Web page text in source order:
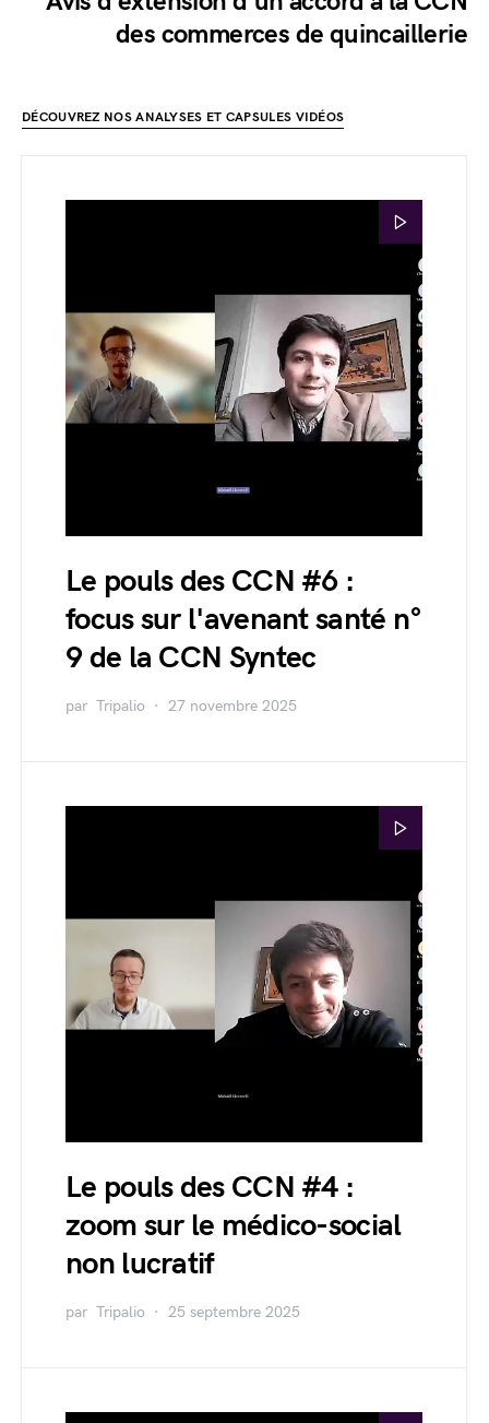
des commerces de quincaillerie
DÉCOUVREZ NOS ANALYSES ET CAPSULES VIDÉOS
Le pouls des CCN #6 :
focus sur l'avenant santé n°
9 de la CCN Syntec
par Tripalio 27 novembre 2025
Le pouls des CCN #4 :
zoom sur le médico-social
non lucratif
par Tripalio 25 septembre 2025